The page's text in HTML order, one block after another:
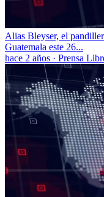
Alias Bleyser, el
Guatemala este 26...
hace 2 años · Prensa